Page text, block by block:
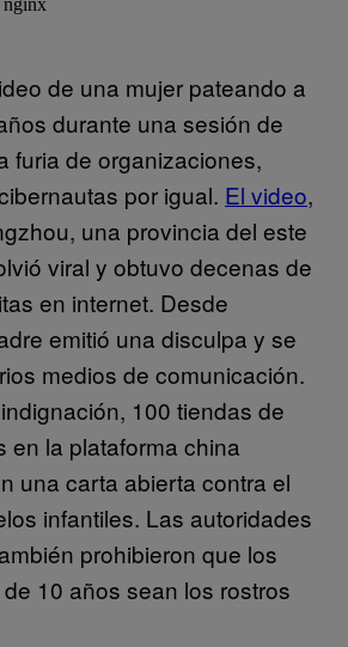
de una mujer pateando a
durante una sesión de
furia de organizaciones,
por igual. El video,
una provincia del este
viral y obtuvo decenas de
en internet. Desde
emitió una disculpa y se
medios de comunicación.
100 tiendas de
en la plataforma china
una carta abierta contra el
infantiles. Las autoridades
prohibieron que los
10 años sean los rostros